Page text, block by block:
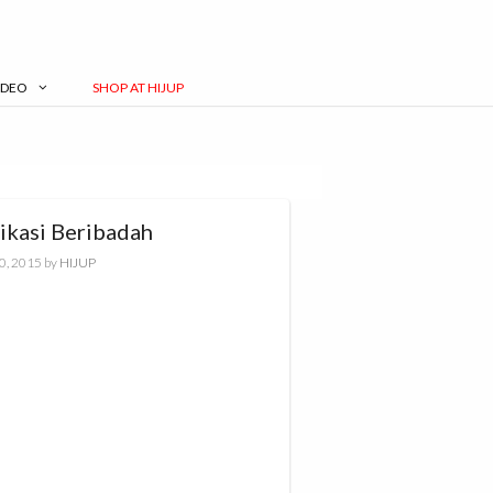
SHOP AT HIJUP
Beribadah
2015 by HIJUP